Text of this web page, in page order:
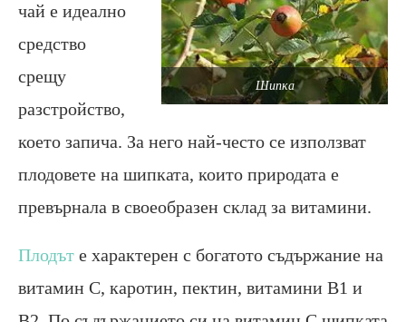
Шипка
чай е идеално
средство
срещу
разстройство,
което запича. За него най-често се използват
плодовете на шипката, които природата е
превърнала в своеобразен склад за витамини.
Плодът е характерен с богатото съдържание на
витамин C, каротин, пектин, витамини B1 и